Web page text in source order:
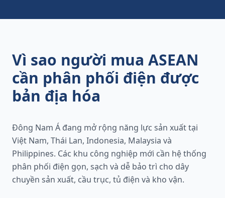
Vì sao người mua ASEAN
cần phân phối điện được
bản địa hóa
Đông Nam Á đang mở rộng năng lực sản xuất tại
Việt Nam, Thái Lan, Indonesia, Malaysia và
Philippines. Các khu công nghiệp mới cần hệ thống
phân phối điện gọn, sạch và dễ bảo trì cho dây
chuyền sản xuất, cầu trục, tủ điện và kho vận.